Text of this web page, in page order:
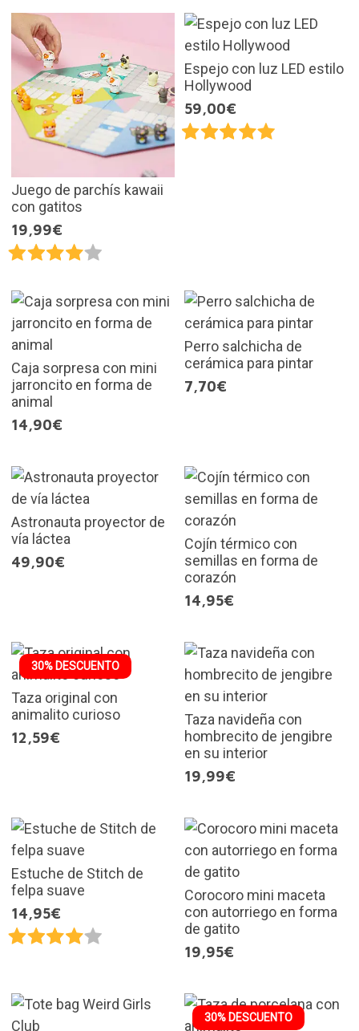
Juego de parchís kawaii
con gatitos
19,99€
Espejo con luz LED estilo
Hollywood
59,00€
Caja sorpresa con mini
jarroncito en forma de
animal
14,90€
Perro salchicha de
cerámica para pintar
7,70€
Astronauta proyector de
vía láctea
49,90€
Cojín térmico con
semillas en forma de
corazón
14,95€
30% DESCUENTO
Taza original con
animalito curioso
12,59€
Taza navideña con
hombrecito de jengibre
en su interior
19,99€
Estuche de Stitch de
felpa suave
14,95€
Corocoro mini maceta
con autorriego en forma
de gatito
19,95€
30% DESCUENTO